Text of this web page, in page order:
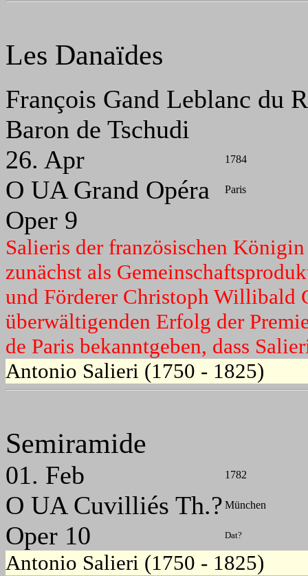
Les Danaïdes
François Gand Leblanc du
Baron de Tschudi
26. Apr
1784
O UA Grand Opéra Paris
Oper 9
Salieris der französischen
zunächst als
und Förderer Christoph Willibald
überwältigenden Erfolg der
de Paris bekanntgeben, dass
Antonio Salieri (1750 - 1825)
Semiramide
01. Feb 1782
O UA Cuvilliés Th.? München
Oper 10 Dat?
Antonio Salieri (1750 - 1825)